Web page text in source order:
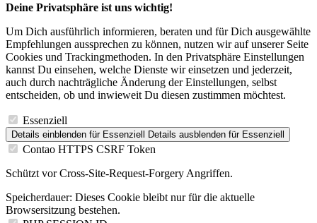
Deine Privatsphäre ist uns wichtig!
Um Dich ausführlich informieren, beraten und für Dich ausgewählte
Empfehlungen aussprechen zu können, nutzen wir auf unserer Seite
Cookies und Trackingmethoden. In den Privatsphäre Einstellungen
kannst Du einsehen, welche Dienste wir einsetzen und jederzeit,
auch durch nachträgliche Änderung der Einstellungen, selbst
entscheiden, ob und inwieweit Du diesen zustimmen möchtest.
Essenziell
Details einblenden für Essenziell Details ausblenden für Essenziell
Contao HTTPS CSRF Token
Schützt vor Cross-Site-Request-Forgery Angriffen.
Speicherdauer: Dieses Cookie bleibt nur für die aktuelle
Browsersitzung bestehen.